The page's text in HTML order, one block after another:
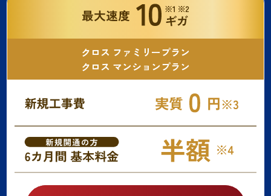
クロス ファミリープラン
クロス マンションプラン